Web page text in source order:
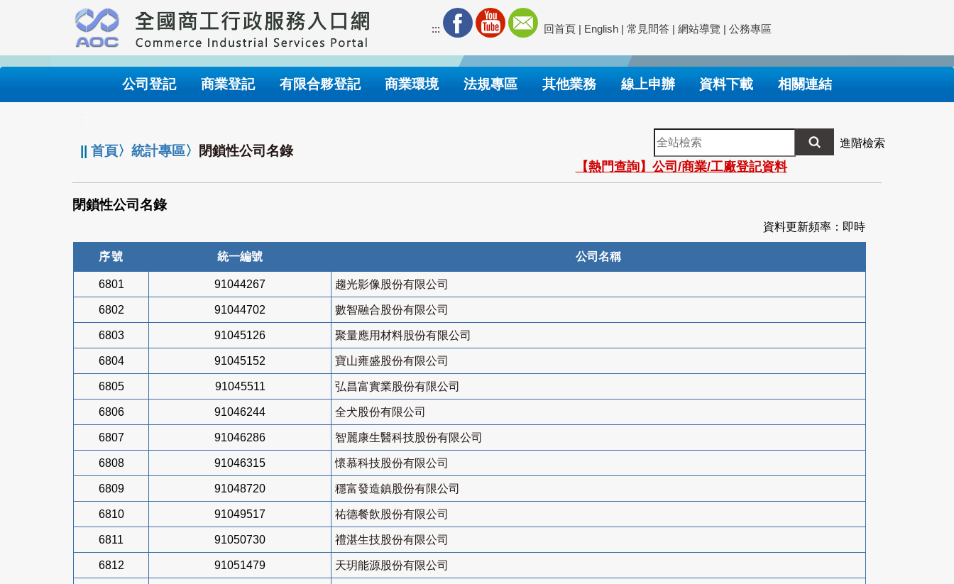
要
內
::: 回首頁 | English | 常見問答 | 網站導覽 | 公務專區
公司登記 商業登記 有限合夥登記 商業環境 法規專區 其他業務 線上申辦 資料下載 相關連結
||首頁〉統計專區〉 閉鎖性公司名錄
全
站
檢
索
進階檢索
【熱門查詢】公司/商業/工廠登記資料
閉鎖性公司名錄
資料更新頻率：即時
序號 統一編號 公司名稱
6801 91044267 趨光影像股份有限公司
6802 91044702 數智融合股份有限公司
6803 91045126 聚量應用材料股份有限公司
6804 91045152 寶山雍盛股份有限公司
6805 91045511 弘昌富實業股份有限公司
6806 91046244 全犬股份有限公司
6807 91046286 智麗康生醫科技股份有限公司
6808 91046315 懷慕科技股份有限公司
6809 91048720 穩富發造鎮股份有限公司
6810 91049517 祐德餐飲股份有限公司
6811 91050730 禮湛生技股份有限公司
6812 91051479 天玥能源股份有限公司